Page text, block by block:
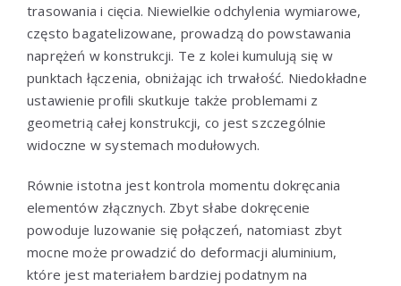
trasowania i cięcia. Niewielkie odchylenia wymiarowe,
często bagatelizowane, prowadzą do powstawania
naprężeń w konstrukcji. Te z kolei kumulują się w
punktach łączenia, obniżając ich trwałość. Niedokładne
ustawienie profili skutkuje także problemami z
geometrią całej konstrukcji, co jest szczególnie
widoczne w systemach modułowych.
Równie istotna jest kontrola momentu dokręcania
elementów złącznych. Zbyt słabe dokręcenie
powoduje luzowanie się połączeń, natomiast zbyt
mocne może prowadzić do deformacji aluminium,
które jest materiałem bardziej podatnym na